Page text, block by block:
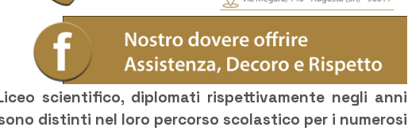
scientifico, diplomati rispettivamente negli anni
distinti nel loro percorso scolastico per i numerosi